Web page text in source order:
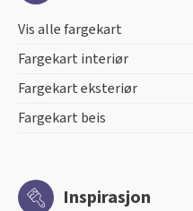
Vis alle fargekart
Fargekart interiør
Fargekart eksteriør
Fargekart beis
Inspirasjon